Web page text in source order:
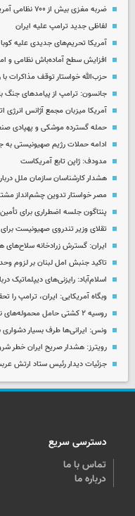
ضربه مغزی بیش از ۷۰۰ نظامی آمریکایی در حملات ایران
لفاظی جدید ترامپ علیه ایران
آمریکا تحریم‌های جدیدی علیه
افزایش سطح آماده‌باش نظامی و
حزب‌الله خواستار توقف مذاکرات
جانسون: ترامپ از پیامدهای جنگ
آمریکا میزبان مجمع آژانس انرژی
حمله گسترده موشکی و پهپادی
ادامه حملات رژیم صهیونیستی به
مدودف: ژاپن تابع آمریکاست
هشدار کارشناسان سازمان ملل
مصر خواستار تدوین چشم‌انداز
پنتاگون جلسه اضطراری برای
تقلای وزیر تندروی صهیونیست
ایران: گسترش زرادخانه
تاکید جنبش امل لبنان بر لزوم
اسلام‌آباد: رایزنی‌های دیپلماتیک
وبگاه آمریکایی: ایران، ترامپ را
روسیه ۲ کشتی حامل محموله‌های نظامی را در دریای سیاه هدف گرفت
ونس: ایرانی‌ها طرف بسیار دشواری
رویترز: هشدار صریح ایران خطر
جزئیات دیدار رئیس ستاد ارتش
دسترسی سریع
تماس با ما
درباره ما